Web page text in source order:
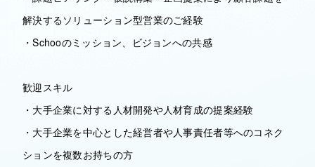
解決するソリューション型営業のご経験
・Schooのミッション、ビジョンへの共感
歓迎スキル
・大手企業に対する人材開発や人材育成の提案経験
・大手企業を中心とした経営者や人事責任者等へのコネク
ションを複数お持ちの方